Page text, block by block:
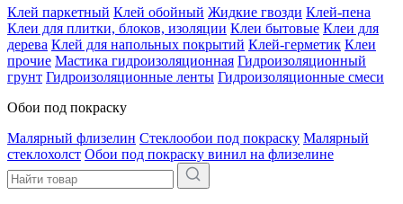
Клей паркетный Клей обойный Жидкие гвозди Клей-пена
Клеи для плитки, блоков, изоляции Клеи бытовые Клеи для
дерева Клей для напольных покрытий Клей-герметик Клеи
прочие Мастика гидроизоляционная Гидроизоляционный
грунт Гидроизоляционные ленты Гидроизоляционные смеси
Обои под покраску
Малярный флизелин Стеклообои под покраску Малярный
стеклохолст Обои под покраску винил на флизелине